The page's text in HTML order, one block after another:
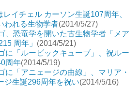
イチェル カーソン生誕107周年、
われる生物学者(2014/5/27)
、恐竜学を開いた古生物学者「メア
周年」 (2014/5/21)
に「ルービックキューブ」、祝ルー
周年(2014/5/19)
に「アニェージの曲線」、マリア・
ジ生誕296周年を祝い(2014/5/16)